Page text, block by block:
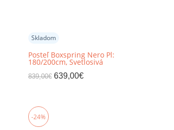
Skladom
Posteľ Boxspring Nero Pl:
180/200cm, Svetlosivá
839,00€ 639,00€
-24%